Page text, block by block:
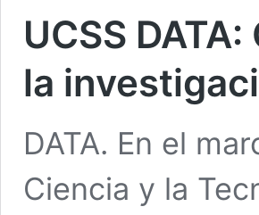
UCSS
la
DATA. En el
Ciencia y la